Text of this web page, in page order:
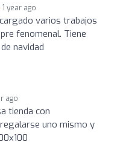
1 year ago
varios trabajos
fenomenal. Tiene
navidad
ago
tienda con
uno mismo y